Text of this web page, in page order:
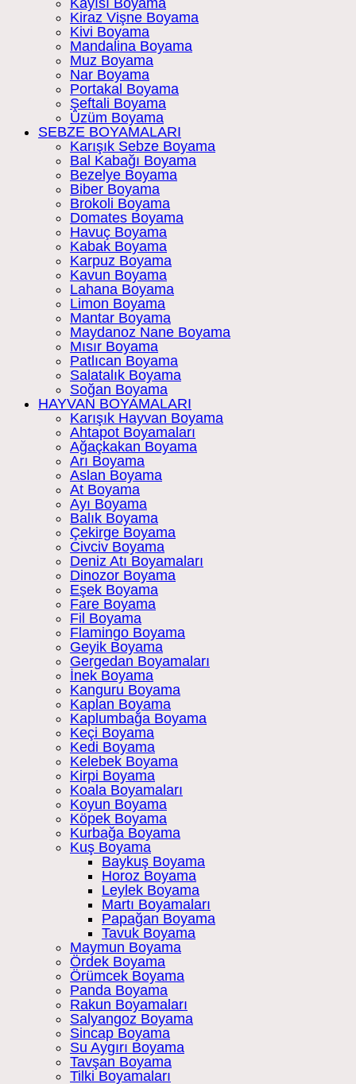
Kiraz Vişne Boyama
Kivi Boyama
Mandalina Boyama
Muz Boyama
Nar Boyama
Portakal Boyama
Şeftali Boyama
Üzüm Boyama
SEBZE BOYAMALARI
Karışık Sebze Boyama
Bal Kabağı Boyama
Bezelye Boyama
Biber Boyama
Brokoli Boyama
Domates Boyama
Havuç Boyama
Kabak Boyama
Karpuz Boyama
Kavun Boyama
Lahana Boyama
Limon Boyama
Mantar Boyama
Maydanoz Nane Boyama
Mısır Boyama
Patlıcan Boyama
Salatalık Boyama
Soğan Boyama
HAYVAN BOYAMALARI
Karışık Hayvan Boyama
Ahtapot Boyamaları
Ağaçkakan Boyama
Arı Boyama
Aslan Boyama
At Boyama
Ayı Boyama
Balık Boyama
Çekirge Boyama
Civciv Boyama
Deniz Atı Boyamaları
Dinozor Boyama
Eşek Boyama
Fare Boyama
Fil Boyama
Flamingo Boyama
Geyik Boyama
Gergedan Boyamaları
İnek Boyama
Kanguru Boyama
Kaplan Boyama
Kaplumbağa Boyama
Keçi Boyama
Kedi Boyama
Kelebek Boyama
Kirpi Boyama
Koala Boyamaları
Koyun Boyama
Köpek Boyama
Kurbağa Boyama
Kuş Boyama
Baykuş Boyama
Horoz Boyama
Leylek Boyama
Martı Boyamaları
Papağan Boyama
Tavuk Boyama
Maymun Boyama
Ördek Boyama
Örümcek Boyama
Panda Boyama
Rakun Boyamaları
Salyangoz Boyama
Sincap Boyama
Su Aygırı Boyama
Tavşan Boyama
Tilki Boyamaları